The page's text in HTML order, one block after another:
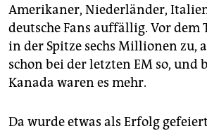
Amerikaner, Niederländer,
deutsche Fans auffällig. Vor dem
in der Spitze sechs Millionen zu,
schon bei der letzten EM so, und
Kanada waren es mehr.
Da wurde etwas als Erfolg